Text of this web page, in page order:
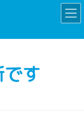
す